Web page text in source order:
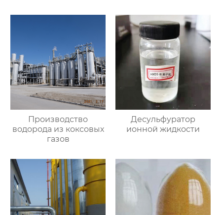
Производство
водорода из коксовых
газов
Десульфуратор
ионной жидкости